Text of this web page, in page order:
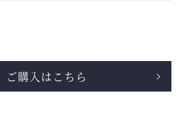
ご購入はこちら